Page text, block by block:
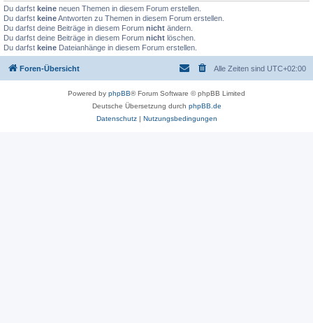
Du darfst keine neuen Themen in diesem Forum erstellen.
Du darfst keineAntworten zu Themen in diesem Forum erstellen.
Du darfst deine Beiträge in diesem Forum nicht ändern.
Du darfst deine Beiträge in diesem Forum nicht löschen.
Du darfst keine Dateianhänge in diesem Forum erstellen.
Foren-Übersicht Alle Zeiten sind UTC+02:00
Powered by phpBB® Forum Software © phpBB Limited
Deutsche Übersetzung durch phpBB.de
Datenschutz| Nutzungsbedingungen